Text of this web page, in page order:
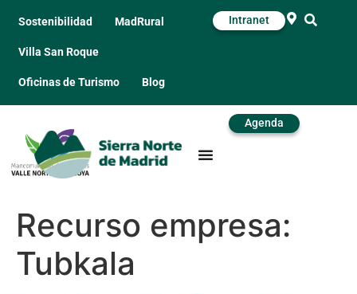
Sostenibilidad MadRural
Villa San Roque
Oficinas de Turismo Blog
Intranet
Agenda
Recurso empresa:
Tubkala